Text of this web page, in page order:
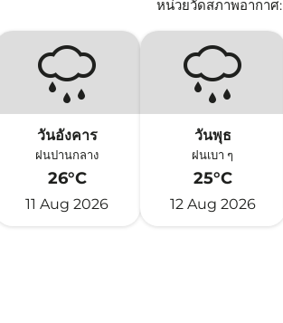
หน่วยวัดสภาพอากาศ:
วันอังคาร
ฝนปานกลาง
26°C
11 Aug 2026
วันพุธ
ฝนเบา ๆ
25°C
12 Aug 2026